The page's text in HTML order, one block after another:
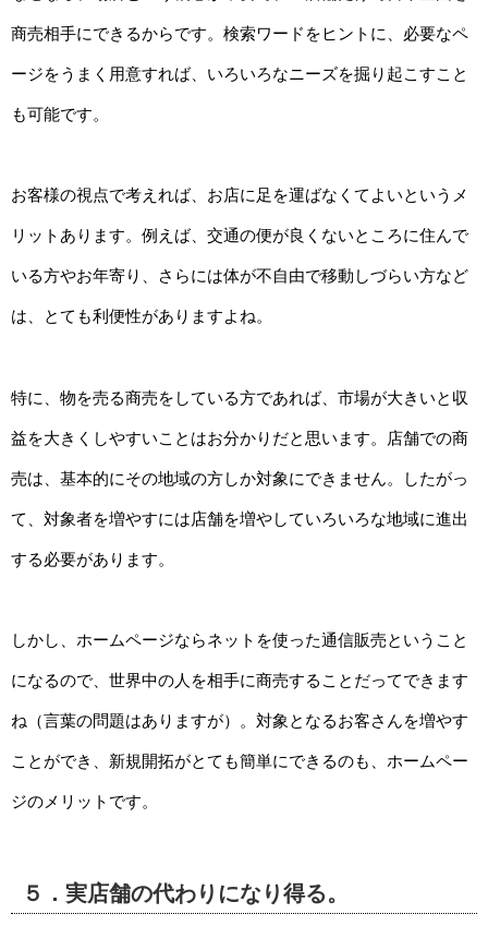
商売相手にできるからです。検索ワードをヒントに、必要なペ
ージをうまく用意すれば、いろいろなニーズを掘り起こすこと
も可能です。
お客様の視点で考えれば、お店に足を運ばなくてよいというメ
リットあります。例えば、交通の便が良くないところに住んで
いる方やお年寄り、さらには体が不自由で移動しづらい方など
は、とても利便性がありますよね。
特に、物を売る商売をしている方であれば、市場が大きいと収
益を大きくしやすいことはお分かりだと思います。店舗での商
売は、基本的にその地域の方しか対象にできません。したがっ
て、対象者を増やすには店舗を増やしていろいろな地域に進出
する必要があります。
しかし、ホームページならネットを使った通信販売ということ
になるので、世界中の人を相手に商売することだってできます
ね（言葉の問題はありますが）。対象となるお客さんを増やす
ことができ、新規開拓がとても簡単にできるのも、ホームペー
ジのメリットです。
５．実店舗の代わりになり得る。